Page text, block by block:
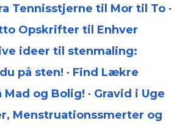
Tennisstjerne til Mor til To •
Opskrifter til Enhver
ideer til stenmaling:
på sten! • Find Lækre
og Bolig! • Gravid i Uge
Menstruationssmerter og